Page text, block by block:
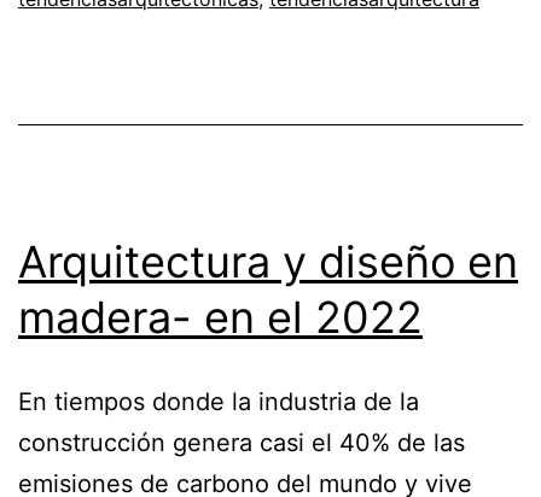
Arquitectura y diseño en
madera- en el 2022
En tiempos donde la industria de la
construcción genera casi el 40% de las
emisiones de carbono del mundo y vive